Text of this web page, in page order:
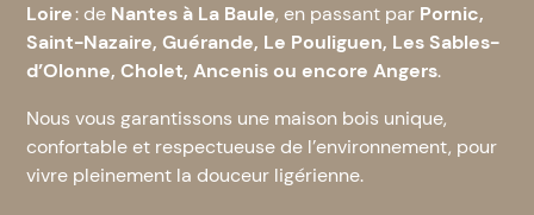
Loire: de Nantes à La Baule, en passant par Pornic,
Saint-Nazaire, Guérande, Le Pouliguen, Les Sables-
d’Olonne, Cholet, Ancenis ou encore Angers.
Nous vous garantissons une maison bois unique,
confortable et respectueuse de l’environnement, pour
vivre pleinement la douceur ligérienne.